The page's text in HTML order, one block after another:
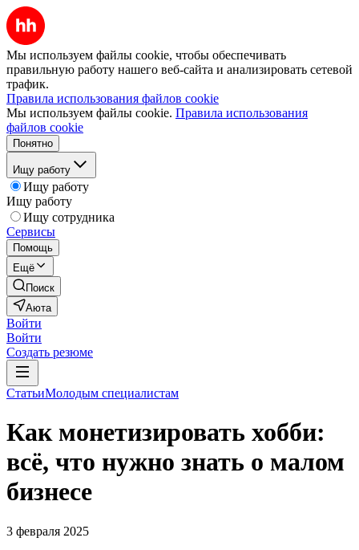
Мы используем файлы cookie, чтобы обеспечивать
правильную работу нашего веб-сайта и анализировать сетевой
трафик.
Правила использования файлов cookie
Мы используем файлы cookie. Правила использования
файлов cookie
Понятно
Ищу работу
Ищу работу
Ищу работу
Ищу сотрудника
Сервисы
Помощь
Ещё
Поиск
Аюта
Войти
Войти
Создать резюме
СтатьиМолодым специалистам
Как монетизировать хобби:
всё, что нужно знать о малом
бизнесе
3 февраля 2025